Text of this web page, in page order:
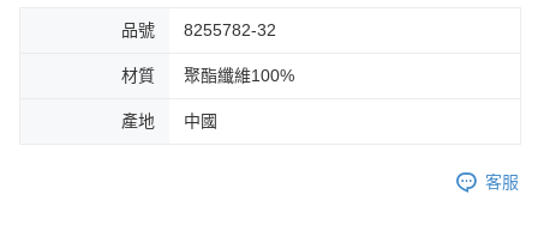
品號 8255782-32
材質 聚酯纖維100%
產地 中國
客服